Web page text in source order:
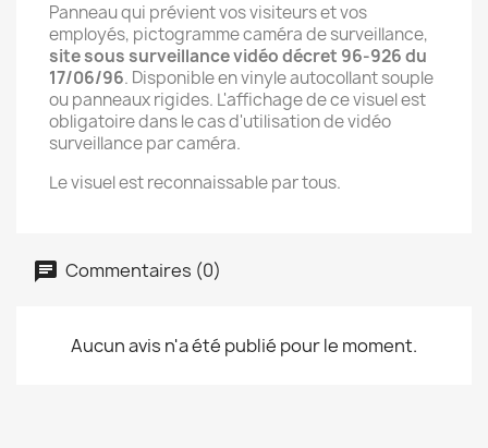
Panneau qui prévient vos visiteurs et vos
employés, pictogramme caméra de surveillance,
site sous surveillance vidéo décret 96-926 du
17/06/96. Disponible en vinyle autocollant souple
ou panneaux rigides. L'affichage de ce visuel est
obligatoire dans le cas d'utilisation de vidéo
surveillance par caméra.
Le visuel est reconnaissable par tous.
Commentaires (0)
Aucun avis n'a été publié pour le moment.